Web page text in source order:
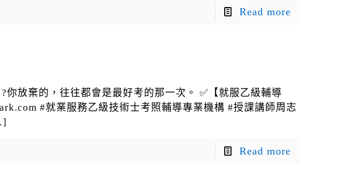
Read more
放棄的，往往都會是最好考的那一次。 ✅【就服乙級輔導
#就業服務乙級技術士考照輔導專業機構 #授課講師周志
Read more